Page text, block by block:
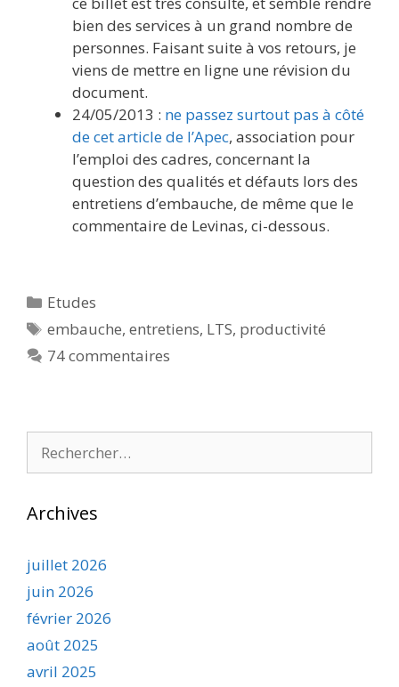
bien des services à un grand nombre de
personnes. Faisant suite à vos retours, je
viens de mettre en ligne une révision du
document.
24/05/2013 : ne passez surtout pas à côté
de cet article de l’Apec, association pour
l’emploi des cadres, concernant la
question des qualités et défauts lors des
entretiens d’embauche, de même que le
commentaire de Levinas, ci-dessous.
Catégories
Etudes
Étiquettes
embauche,entretiens, LTS, productivité
74 commentaires
Archives
juillet 2026
juin 2026
février 2026
août 2025
avril 2025